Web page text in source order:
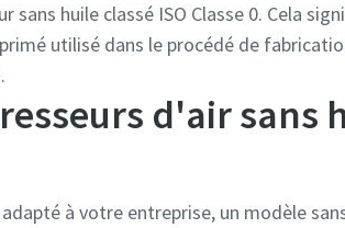
huile classé ISO Classe 0. Cela
utilisé dans le procédé de
d'air sans
à votre entreprise, un modèle